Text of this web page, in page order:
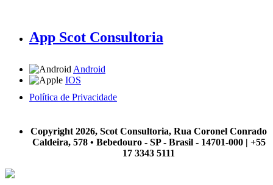
App Scot Consultoria
Android
IOS
Política de Privacidade
Copyright 2026, Scot Consultoria, Rua Coronel Conrado
Caldeira, 578 • Bebedouro - SP - Brasil - 14701-000 | +55
17 3343 5111